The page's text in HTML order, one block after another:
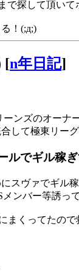
で探して頂いて
！(;д;)
[n年日記]
ーンズのオーナ
して極東リー
ルでギル稼
スヴァでギル
メンバー等誘っ
まくってたので